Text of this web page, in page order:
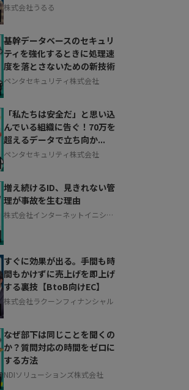
株式会社うるる
基幹データベースのセキュリ
ティを強化するときに処理速
度を落とさないための新技術
ペンタセキュリティ株式会社
「私たちは安全だ」と思い込
んでいる組織に告ぐ！70万を
超えるデータで立ち向か...
ペンタセキュリティ株式会社
増え続けるID、見きれない管
理が事故を生む理由
株式会社インターネットイニシア
すぐに効果が出る。手間も時
間もかけずに売上げを即上げ
する裏技【BtoB向けEC】
株式会社ラクーンフィナンシャル
なぜ部下は同じことを聞くの
か？質問対応の時間をゼロに
する方法
NDIソリューションズ株式会社